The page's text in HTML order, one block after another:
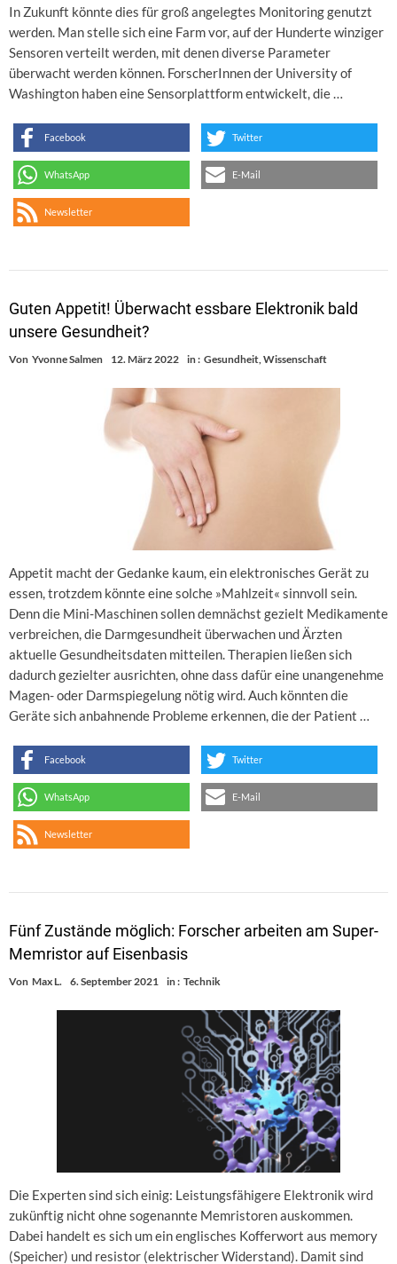
In Zukunft könnte dies für groß angelegtes Monitoring genutzt
werden. Man stelle sich eine Farm vor, auf der Hunderte winziger
Sensoren verteilt werden, mit denen diverse Parameter
überwacht werden können. ForscherInnen der University of
Washington haben eine Sensorplattform entwickelt, die …
Facebook Twitter
WhatsApp E-Mail
Newsletter
Guten Appetit! Überwacht essbare Elektronik bald
unsere Gesundheit?
Von Yvonne Salmen 12. März 2022 in : Gesundheit Wissenschaft
Appetit macht der Gedanke kaum, ein elektronisches Gerät zu
essen, trotzdem könnte eine solche »Mahlzeit« sinnvoll sein.
Denn die Mini-Maschinen sollen demnächst gezielt Medikamente
verbreichen, die Darmgesundheit überwachen und Ärzten
aktuelle Gesundheitsdaten mitteilen. Therapien ließen sich
dadurch gezielter ausrichten, ohne dass dafür eine unangenehme
Magen- oder Darmspiegelung nötig wird. Auch könnten die
Geräte sich anbahnende Probleme erkennen, die der Patient …
Facebook Twitter
WhatsApp E-Mail
Newsletter
Fünf Zustände möglich: Forscher arbeiten am Super-
Memristor auf Eisenbasis
Von Max L. 6. September 2021 in : Technik
Die Experten sind sich einig: Leistungsfähigere Elektronik wird
zukünftig nicht ohne sogenannte Memristoren auskommen.
Dabei handelt es sich um ein englisches Kofferwort aus memory
(Speicher) und resistor (elektrischer Widerstand). Damit sind